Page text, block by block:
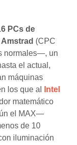
PCs de
Amstrad (CPC
normales—, un
el actual,
máquinas
los que al
Intel
matemático
el MAX—
de 10
iluminación